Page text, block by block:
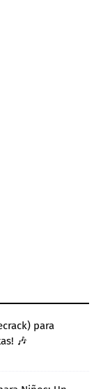
para
🎶